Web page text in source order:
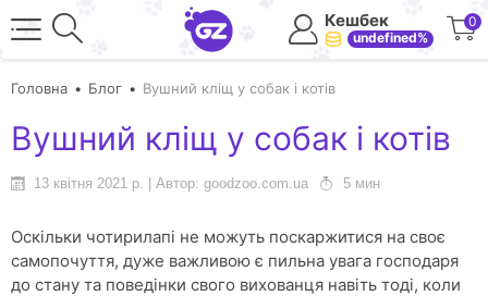
Кешбек
undefined%
0
Головна Блог Вушний кліщ у собак і котів
Вушний кліщ у собак і котів
13 квітня 2021 р. | Автор: goodzoo.com.ua 5 мин
Оскільки чотирилапі не можуть поскаржитися на своє
самопочуття, дуже важливою є пильна увага господаря
до стану та поведінки свого вихованця навіть тоді, коли